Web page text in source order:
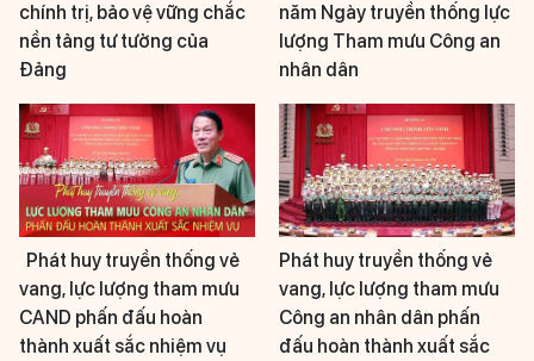
chính trị, bảo vệ vững chắc
nền tảng tư tưởng của
Đảng
năm Ngày truyền thống lực
lượng Tham mưu Công an
nhân dân
Phát huy truyền thống vẻ
vang, lực lượng tham mưu
CAND phấn đấu hoàn
thành xuất sắc nhiệm vụ
Phát huy truyền thống vẻ
vang, lực lượng tham mưu
Công an nhân dân phấn
đấu hoàn thành xuất sắc